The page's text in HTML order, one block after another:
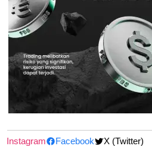
Instagram Facebook X (Twitter)